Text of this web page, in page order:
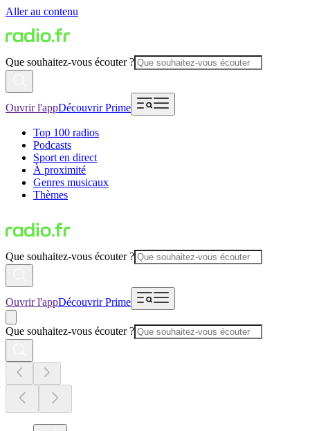
Aller au contenu
Que souhaitez-vous écouter ?
Ouvrir l'appDécouvrir Prime
Top 100 radios
Podcasts
Sport en direct
À proximité
Genres musicaux
Thèmes
Que souhaitez-vous écouter ?
Ouvrir l'appDécouvrir Prime
Que souhaitez-vous écouter ?